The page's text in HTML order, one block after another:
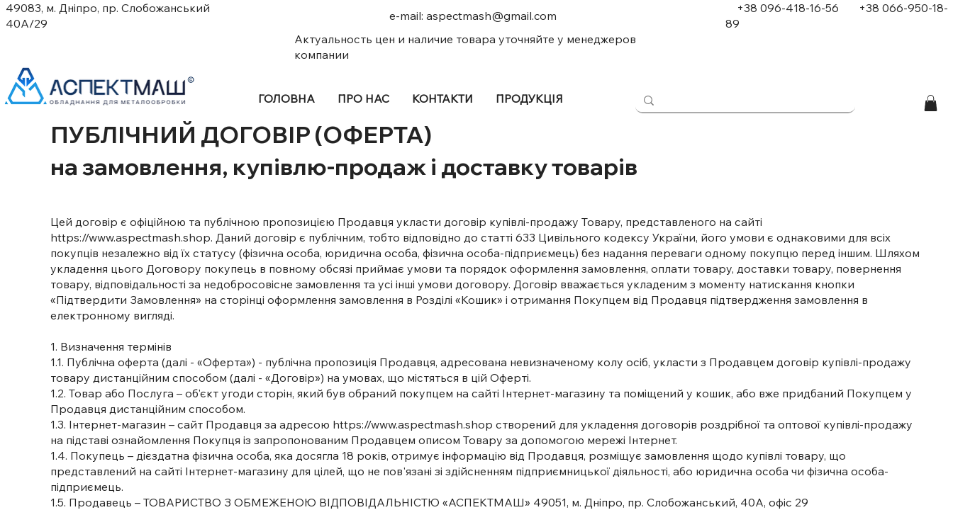
49083, м. Дніпро, пр. Слобожанський
40А/29
e-mail: aspectmash@gmail.com
+38 096-418-16-56 +38 066-950-18-
89
Актуальность цен и наличие товара уточняйте у менеджеров
компании
ГОЛОВНА ПРО НАС КОНТАКТИ ПРОДУКЦІЯ
ПУБЛІЧНИЙ ДОГОВІР (ОФЕРТА)
на замовлення, купівлю-продаж і доставку товарів
Цей договір є офіційною та публічною пропозицією Продавця укласти договір купівлі-продажу Товару, представленого на сайті
https://www.aspectmash.shop. Даний договір є публічним, тобто відповідно до статті 633 Цивільного кодексу України, його умови є однаковими для всіх
покупців незалежно від їх статусу (фізична особа, юридична особа, фізична особа-підприємець) без надання переваги одному покупцю перед іншим. Шляхом
укладення цього Договору покупець в повному обсязі приймає умови та порядок оформлення замовлення, оплати товару, доставки товару, повернення
товару, відповідальності за недобросовісне замовлення та усі інші умови договору. Договір вважається укладеним з моменту натискання кнопки
«Підтвердити Замовлення» на сторінці оформлення замовлення в Розділі «Кошик» і отримання Покупцем від Продавця підтвердження замовлення в
електронному вигляді.
1. Визначення термінів
1.1. Публічна оферта (далі - «Оферта») - публічна пропозиція Продавця, адресована невизначеному колу осіб, укласти з Продавцем договір купівлі-продажу
товару дистанційним способом (далі - «Договір») на умовах, що містяться в цій Оферті.
1.2. Товар або Послуга – об'єкт угоди сторін, який був обраний покупцем на сайті Інтернет-магазину та поміщений у кошик, або вже придбаний Покупцем у
Продавця дистанційним способом.
1.3. Інтернет-магазин – сайт Продавця за адресою https://www.aspectmash.shop створений для укладення договорів роздрібної та оптової купівлі-продажу
на підставі ознайомлення Покупця із запропонованим Продавцем описом Товару за допомогою мережі Інтернет.
1.4. Покупець – дієздатна фізична особа, яка досягла 18 років, отримує інформацію від Продавця, розміщує замовлення щодо купівлі товару, що
представлений на сайті Інтернет-магазину для цілей, що не пов'язані зі здійсненням підприємницької діяльності, або юридична особа чи фізична особа-
підприємець.
1.5. Продавець – ТОВАРИСТВО З ОБМЕЖЕНОЮ ВІДПОВІДАЛЬНІСТЮ «АСПЕКТМАШ» 49051, м. Дніпро, пр. Слобожанський, 40А, офіс 29